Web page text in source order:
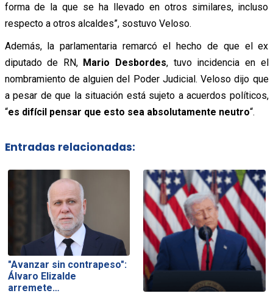
forma de la que se ha llevado en otros similares, incluso
respecto a otros alcaldes”, sostuvo Veloso.
Además, la parlamentaria remarcó el hecho de que el ex
diputado de RN, Mario Desbordes, tuvo incidencia en el
nombramiento de alguien del Poder Judicial. Veloso dijo que
a pesar de que la situación está sujeto a acuerdos políticos,
“es difícil pensar que esto sea absolutamente neutro“.
Entradas relacionadas:
"Avanzar sin contrapeso":
Álvaro Elizalde
arremete…